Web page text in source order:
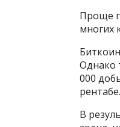
Проще
многих
Однако
000
В